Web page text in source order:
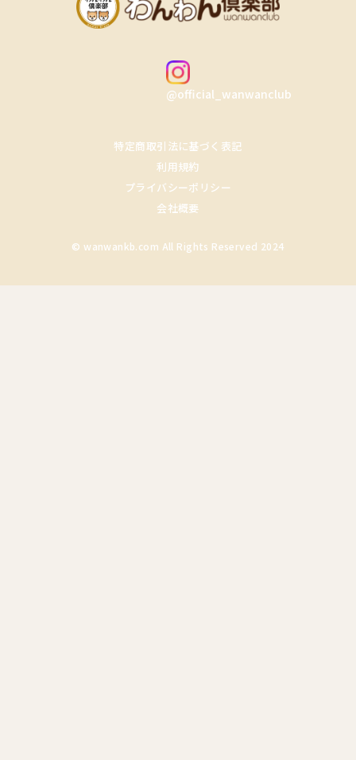
@official_wanwanclub
特定商取引法に基づく表記
利用規約
プライバシーポリシー
会社概要
© wanwankb.com All Rights Reserved 2024